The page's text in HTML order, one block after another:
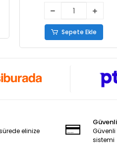
Sepete Ekle
elinize
sistemi